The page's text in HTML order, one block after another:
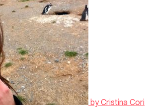
byCristina Cori